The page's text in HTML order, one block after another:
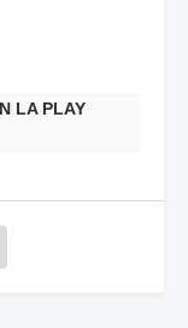
LA PLAY